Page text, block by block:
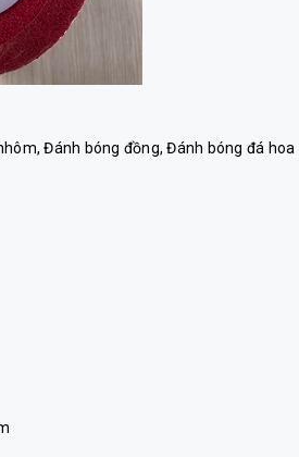
Đánh bóng đồng, Đánh bóng đá